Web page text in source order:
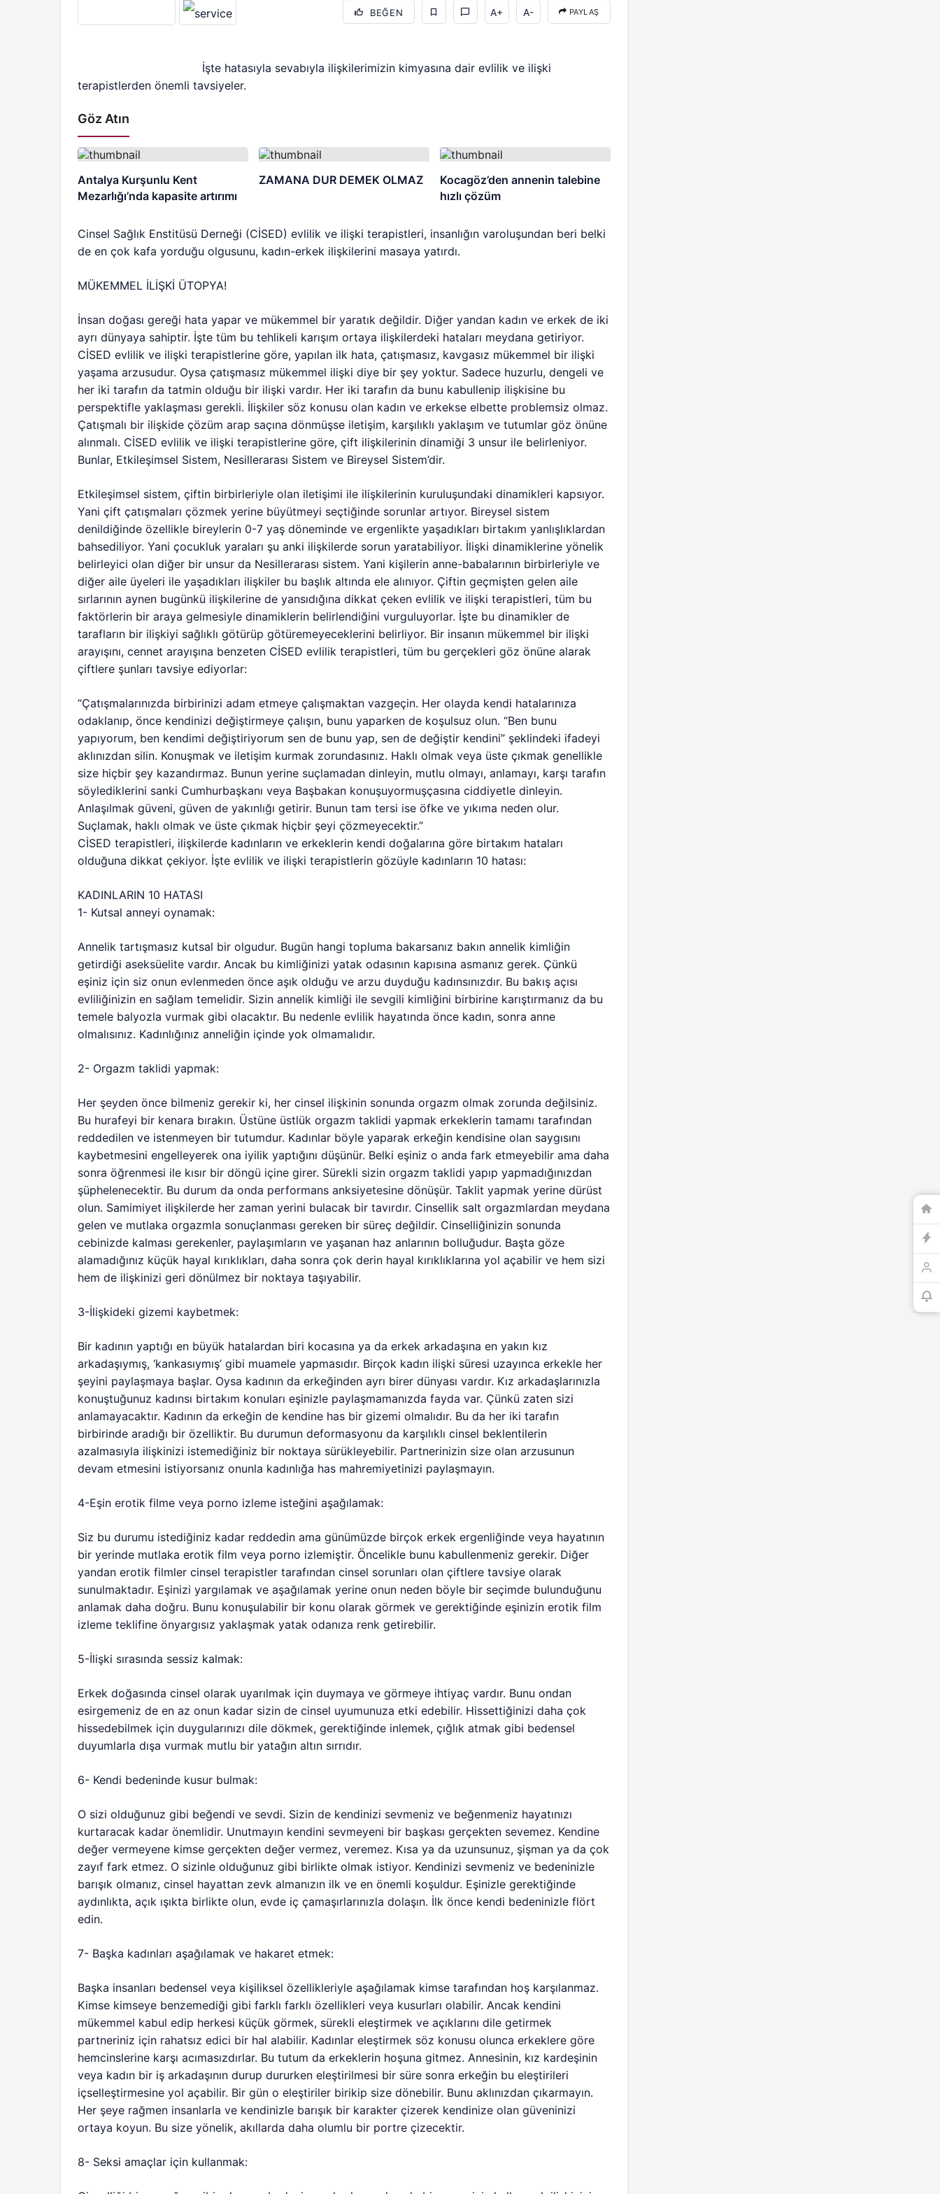
BEĞEN A+ A- PAYLAŞ
İşte hatasıyla sevabıyla ilişkilerimizin kimyasına dair evlilik ve ilişki
terapistlerden önemli tavsiyeler.
Göz Atın
Antalya Kurşunlu Kent
Mezarlığı’nda kapasite artırımı
ZAMANA DUR DEMEK OLMAZ
Kocagöz’den annenin talebine
hızlı çözüm
Cinsel Sağlık Enstitüsü Derneği (CİSED) evlilik ve ilişki terapistleri, insanlığın varoluşundan beri belki
de en çok kafa yorduğu olgusunu, kadın-erkek ilişkilerini masaya yatırdı.
MÜKEMMEL İLİŞKİ ÜTOPYA!
İnsan doğası gereği hata yapar ve mükemmel bir yaratık değildir. Diğer yandan kadın ve erkek de iki
ayrı dünyaya sahiptir. İşte tüm bu tehlikeli karışım ortaya ilişkilerdeki hataları meydana getiriyor.
CİSED evlilik ve ilişki terapistlerine göre, yapılan ilk hata, çatışmasız, kavgasız mükemmel bir ilişki
yaşama arzusudur. Oysa çatışmasız mükemmel ilişki diye bir şey yoktur. Sadece huzurlu, dengeli ve
her iki tarafın da tatmin olduğu bir ilişki vardır. Her iki tarafın da bunu kabullenip ilişkisine bu
perspektifle yaklaşması gerekli. İlişkiler söz konusu olan kadın ve erkekse elbette problemsiz olmaz.
Çatışmalı bir ilişkide çözüm arap saçına dönmüşse iletişim, karşılıklı yaklaşım ve tutumlar göz önüne
alınmalı. CİSED evlilik ve ilişki terapistlerine göre, çift ilişkilerinin dinamiği 3 unsur ile belirleniyor.
Bunlar, Etkileşimsel Sistem, Nesillerarası Sistem ve Bireysel Sistem’dir.
Etkileşimsel sistem, çiftin birbirleriyle olan iletişimi ile ilişkilerinin kuruluşundaki dinamikleri kapsıyor.
Yani çift çatışmaları çözmek yerine büyütmeyi seçtiğinde sorunlar artıyor. Bireysel sistem
denildiğinde özellikle bireylerin 0-7 yaş döneminde ve ergenlikte yaşadıkları birtakım yanlışlıklardan
bahsediliyor. Yani çocukluk yaraları şu anki ilişkilerde sorun yaratabiliyor. İlişki dinamiklerine yönelik
belirleyici olan diğer bir unsur da Nesillerarası sistem. Yani kişilerin anne-babalarının birbirleriyle ve
diğer aile üyeleri ile yaşadıkları ilişkiler bu başlık altında ele alınıyor. Çiftin geçmişten gelen aile
sırlarının aynen bugünkü ilişkilerine de yansıdığına dikkat çeken evlilik ve ilişki terapistleri, tüm bu
faktörlerin bir araya gelmesiyle dinamiklerin belirlendiğini vurguluyorlar. İşte bu dinamikler de
tarafların bir ilişkiyi sağlıklı götürüp götüremeyeceklerini belirliyor. Bir insanın mükemmel bir ilişki
arayışını, cennet arayışına benzeten CİSED evlilik terapistleri, tüm bu gerçekleri göz önüne alarak
çiftlere şunları tavsiye ediyorlar:
“Çatışmalarınızda birbirinizi adam etmeye çalışmaktan vazgeçin. Her olayda kendi hatalarınıza
odaklanıp, önce kendinizi değiştirmeye çalışın, bunu yaparken de koşulsuz olun. “Ben bunu
yapıyorum, ben kendimi değiştiriyorum sen de bunu yap, sen de değiştir kendini” şeklindeki ifadeyi
aklınızdan silin. Konuşmak ve iletişim kurmak zorundasınız. Haklı olmak veya üste çıkmak genellikle
size hiçbir şey kazandırmaz. Bunun yerine suçlamadan dinleyin, mutlu olmayı, anlamayı, karşı tarafın
söylediklerini sanki Cumhurbaşkanı veya Başbakan konuşuyormuşçasına ciddiyetle dinleyin.
Anlaşılmak güveni, güven de yakınlığı getirir. Bunun tam tersi ise öfke ve yıkıma neden olur.
Suçlamak, haklı olmak ve üste çıkmak hiçbir şeyi çözmeyecektir.”
CİSED terapistleri, ilişkilerde kadınların ve erkeklerin kendi doğalarına göre birtakım hataları
olduğuna dikkat çekiyor. İşte evlilik ve ilişki terapistlerin gözüyle kadınların 10 hatası:
KADINLARIN 10 HATASI
1- Kutsal anneyi oynamak:
Annelik tartışmasız kutsal bir olgudur. Bugün hangi topluma bakarsanız bakın annelik kimliğin
getirdiği aseksüelite vardır. Ancak bu kimliğinizi yatak odasının kapısına asmanız gerek. Çünkü
eşiniz için siz onun evlenmeden önce aşık olduğu ve arzu duyduğu kadınsınızdır. Bu bakış açısı
evliliğinizin en sağlam temelidir. Sizin annelik kimliği ile sevgili kimliğini birbirine karıştırmanız da bu
temele balyozla vurmak gibi olacaktır. Bu nedenle evlilik hayatında önce kadın, sonra anne
olmalısınız. Kadınlığınız anneliğin içinde yok olmamalıdır.
2- Orgazm taklidi yapmak:
Her şeyden önce bilmeniz gerekir ki, her cinsel ilişkinin sonunda orgazm olmak zorunda değilsiniz.
Bu hurafeyi bir kenara bırakın. Üstüne üstlük orgazm taklidi yapmak erkeklerin tamamı tarafından
reddedilen ve istenmeyen bir tutumdur. Kadınlar böyle yaparak erkeğin kendisine olan saygısını
kaybetmesini engelleyerek ona iyilik yaptığını düşünür. Belki eşiniz o anda fark etmeyebilir ama daha
sonra öğrenmesi ile kısır bir döngü içine girer. Sürekli sizin orgazm taklidi yapıp yapmadığınızdan
şüphelenecektir. Bu durum da onda performans anksiyetesine dönüşür. Taklit yapmak yerine dürüst
olun. Samimiyet ilişkilerde her zaman yerini bulacak bir tavırdır. Cinsellik salt orgazmlardan meydana
gelen ve mutlaka orgazmla sonuçlanması gereken bir süreç değildir. Cinselliğinizin sonunda
cebinizde kalması gerekenler, paylaşımların ve yaşanan haz anlarının bolluğudur. Başta göze
alamadığınız küçük hayal kırıklıkları, daha sonra çok derin hayal kırıklıklarına yol açabilir ve hem sizi
hem de ilişkinizi geri dönülmez bir noktaya taşıyabilir.
3-İlişkideki gizemi kaybetmek:
Bir kadının yaptığı en büyük hatalardan biri kocasına ya da erkek arkadaşına en yakın kız
arkadaşıymış, ‘kankasıymış’ gibi muamele yapmasıdır. Birçok kadın ilişki süresi uzayınca erkekle her
şeyini paylaşmaya başlar. Oysa kadının da erkeğinden ayrı birer dünyası vardır. Kız arkadaşlarınızla
konuştuğunuz kadınsı birtakım konuları eşinizle paylaşmamanızda fayda var. Çünkü zaten sizi
anlamayacaktır. Kadının da erkeğin de kendine has bir gizemi olmalıdır. Bu da her iki tarafın
birbirinde aradığı bir özelliktir. Bu durumun deformasyonu da karşılıklı cinsel beklentilerin
azalmasıyla ilişkinizi istemediğiniz bir noktaya sürükleyebilir. Partnerinizin size olan arzusunun
devam etmesini istiyorsanız onunla kadınlığa has mahremiyetinizi paylaşmayın.
4-Eşin erotik filme veya porno izleme isteğini aşağılamak:
Siz bu durumu istediğiniz kadar reddedin ama günümüzde birçok erkek ergenliğinde veya hayatının
bir yerinde mutlaka erotik film veya porno izlemiştir. Öncelikle bunu kabullenmeniz gerekir. Diğer
yandan erotik filmler cinsel terapistler tarafından cinsel sorunları olan çiftlere tavsiye olarak
sunulmaktadır. Eşinizi yargılamak ve aşağılamak yerine onun neden böyle bir seçimde bulunduğunu
anlamak daha doğru. Bunu konuşulabilir bir konu olarak görmek ve gerektiğinde eşinizin erotik film
izleme teklifine önyargısız yaklaşmak yatak odanıza renk getirebilir.
5-İlişki sırasında sessiz kalmak:
Erkek doğasında cinsel olarak uyarılmak için duymaya ve görmeye ihtiyaç vardır. Bunu ondan
esirgemeniz de en az onun kadar sizin de cinsel uyumunuza etki edebilir. Hissettiğinizi daha çok
hissedebilmek için duygularınızı dile dökmek, gerektiğinde inlemek, çığlık atmak gibi bedensel
duyumlarla dışa vurmak mutlu bir yatağın altın sırrıdır.
6- Kendi bedeninde kusur bulmak:
O sizi olduğunuz gibi beğendi ve sevdi. Sizin de kendinizi sevmeniz ve beğenmeniz hayatınızı
kurtaracak kadar önemlidir. Unutmayın kendini sevmeyeni bir başkası gerçekten sevemez. Kendine
değer vermeyene kimse gerçekten değer vermez, veremez. Kısa ya da uzunsunuz, şişman ya da çok
zayıf fark etmez. O sizinle olduğunuz gibi birlikte olmak istiyor. Kendinizi sevmeniz ve bedeninizle
barışık olmanız, cinsel hayattan zevk almanızın ilk ve en önemli koşuldur. Eşinizle gerektiğinde
aydınlıkta, açık ışıkta birlikte olun, evde iç çamaşırlarınızla dolaşın. İlk önce kendi bedeninizle flört
edin.
7- Başka kadınları aşağılamak ve hakaret etmek:
Başka insanları bedensel veya kişiliksel özellikleriyle aşağılamak kimse tarafından hoş karşılanmaz.
Kimse kimseye benzemediği gibi farklı farklı özellikleri veya kusurları olabilir. Ancak kendini
mükemmel kabul edip herkesi küçük görmek, sürekli eleştirmek ve açıklarını dile getirmek
partneriniz için rahatsız edici bir hal alabilir. Kadınlar eleştirmek söz konusu olunca erkeklere göre
hemcinslerine karşı acımasızdırlar. Bu tutum da erkeklerin hoşuna gitmez. Annesinin, kız kardeşinin
veya kadın bir iş arkadaşının durup dururken eleştirilmesi bir süre sonra erkeğin bu eleştirileri
içselleştirmesine yol açabilir. Bir gün o eleştiriler birikip size dönebilir. Bunu aklınızdan çıkarmayın.
Her şeye rağmen insanlarla ve kendinizle barışık bir karakter çizerek kendinize olan güveninizi
ortaya koyun. Bu size yönelik, akıllarda daha olumlu bir portre çizecektir.
8- Seksi amaçlar için kullanmak: